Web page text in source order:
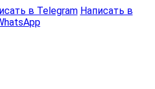
в Telegram Написать в